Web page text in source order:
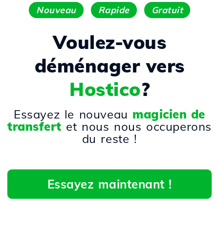
Nouveau Rapide Gratuit
Voulez-vous
déménager vers
Hostico?
Essayez le nouveau magicien de
transfert et nous nous occuperons
du reste !
Essayez maintenant !